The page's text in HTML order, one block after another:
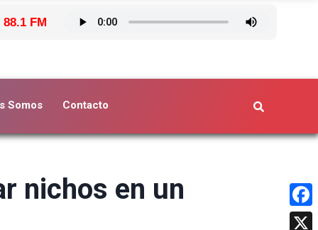
88.1 FM
Somos Contacto
nichos en un